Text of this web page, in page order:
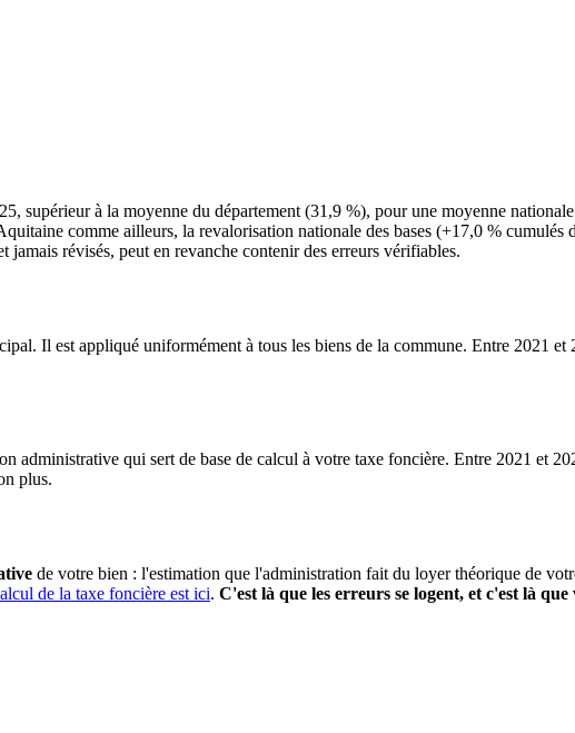
supérieur à la moyenne du département (31,9 %), pour une moyenne
comme ailleurs, la revalorisation nationale des bases (+17,0 % cumulés
révisés, peut en revanche contenir des erreurs vérifiables.
Il est appliqué uniformément à tous les biens de la commune. Entre 2021 et
administrative qui sert de base de calcul à votre taxe foncière. Entre 2021 et
plus.
de votre bien : l'estimation que l'administration fait du loyer théorique de
de la taxe foncière est ici. C'est là que les erreurs se logent, et c'est là